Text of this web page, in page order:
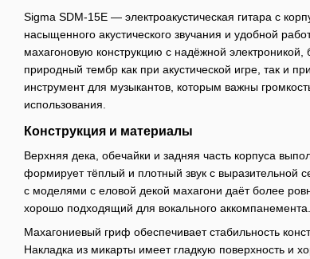
Sigma SDM-15E — электроакустическая гитара с
насыщенного акустического звучания и удобной
махагоновую конструкцию с надёжной
природный тембр как при акустической игре, так и
инструмент для музыкантов, которым важны
использования.
Конструкция и материалы
Верхняя дека, обечайки и задняя часть корпуса
формирует тёплый и плотный звук с выразительной
с моделями с еловой декой махагони даёт более
хорошо подходящий для вокального аккомпанемента.
Махагониевый гриф обеспечивает стабильность
Накладка из микарты имеет гладкую поверхность и